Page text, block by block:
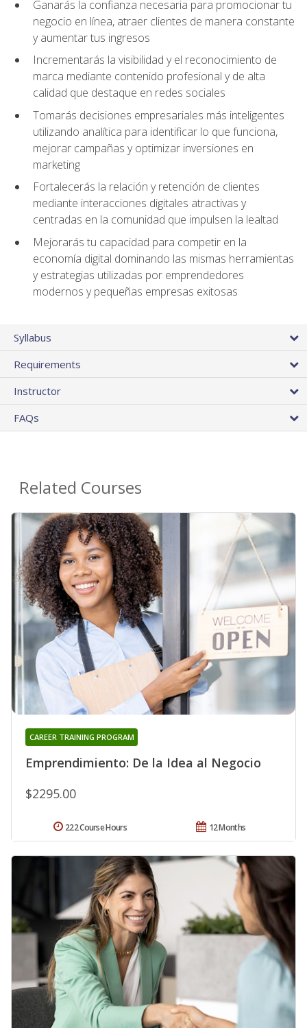
Ganarás la confianza necesaria para promocionar tu
negocio en línea, atraer clientes de manera constante
y aumentar tus ingresos
Incrementarás la visibilidad y el reconocimiento de
marca mediante contenido profesional y de alta
calidad que destaque en redes sociales
Tomarás decisiones empresariales más inteligentes
utilizando analítica para identificar lo que funciona,
mejorar campañas y optimizar inversiones en
marketing
Fortalecerás la relación y retención de clientes
mediante interacciones digitales atractivas y
centradas en la comunidad que impulsen la lealtad
Mejorarás tu capacidad para competir en la
economía digital dominando las mismas herramientas
y estrategias utilizadas por emprendedores
modernos y pequeñas empresas exitosas
Syllabus
Requirements
Instructor
FAQs
Related Courses
Emprendimiento: De la Idea al Negocio
CAREER TRAINING PROGRAM
$2295.00
12 Months
222 Course Hours